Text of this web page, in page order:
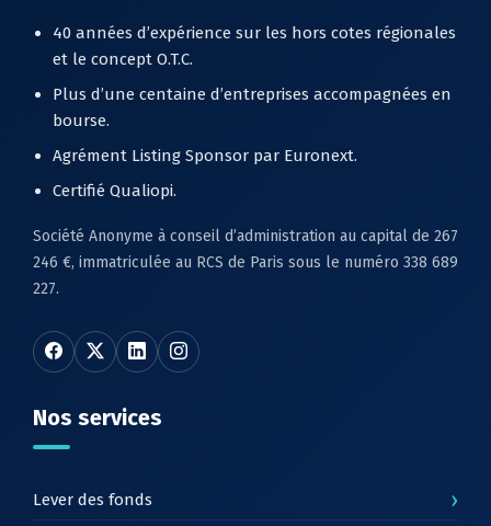
40 années d’expérience sur les hors cotes régionales
et le concept O.T.C.
Plus d’une centaine d’entreprises accompagnées en
bourse.
Agrément Listing Sponsor par Euronext.
Certifié Qualiopi.
Société Anonyme à conseil d’administration au capital de 267
246 €, immatriculée au RCS de Paris sous le numéro 338 689
227.
Nos services
Lever des fonds ›